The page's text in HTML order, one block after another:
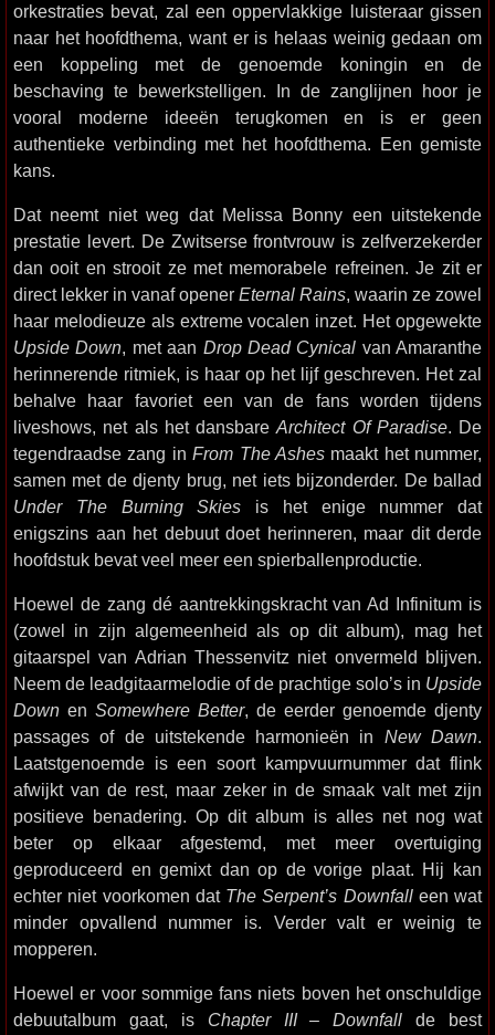
orkestraties bevat, zal een oppervlakkige luisteraar gissen
naar het hoofdthema, want er is helaas weinig gedaan om
een koppeling met de genoemde koningin en de
beschaving te bewerkstelligen. In de zanglijnen hoor je
vooral moderne ideeën terugkomen en is er geen
authentieke verbinding met het hoofdthema. Een gemiste
kans.
Dat neemt niet weg dat Melissa Bonny een uitstekende
prestatie levert. De Zwitserse frontvrouw is zelfverzekerder
dan ooit en strooit ze met memorabele refreinen. Je zit er
direct lekker in vanaf opener Eternal Rains, waarin ze zowel
haar melodieuze als extreme vocalen inzet. Het opgewekte
Upside Down, met aan Drop Dead Cynical van Amaranthe
herinnerende ritmiek, is haar op het lijf geschreven. Het zal
behalve haar favoriet een van de fans worden tijdens
liveshows, net als het dansbareArchitect Of Paradise. De
tegendraadse zang inFrom The Ashesmaakt het nummer,
samen met de djenty brug, net iets bijzonderder. De ballad
Under The Burning Skies is het enige nummer dat
enigszins aan het debuut doet herinneren, maar dit derde
hoofdstuk bevat veel meer een spierballenproductie.
Hoewel de zang dé aantrekkingskracht van Ad Infinitum is
(zowel in zijn algemeenheid als op dit album), mag het
gitaarspel van Adrian Thessenvitz niet onvermeld blijven.
Neem de leadgitaarmelodie of de prachtige solo’s in Upside
Down en Somewhere Better, de eerder genoemde djenty
passages of de uitstekende harmonieën in New Dawn.
Laatstgenoemde is een soort kampvuurnummer dat flink
afwijkt van de rest, maar zeker in de smaak valt met zijn
positieve benadering. Op dit album is alles net nog wat
beter op elkaar afgestemd, met meer overtuiging
geproduceerd en gemixt dan op de vorige plaat. Hij kan
echter niet voorkomen dat The Serpent’s Downfalleen wat
minder opvallend nummer is. Verder valt er weinig te
mopperen.
Hoewel er voor sommige fans niets boven het onschuldige
debuutalbum gaat, is Chapter III – Downfall de best